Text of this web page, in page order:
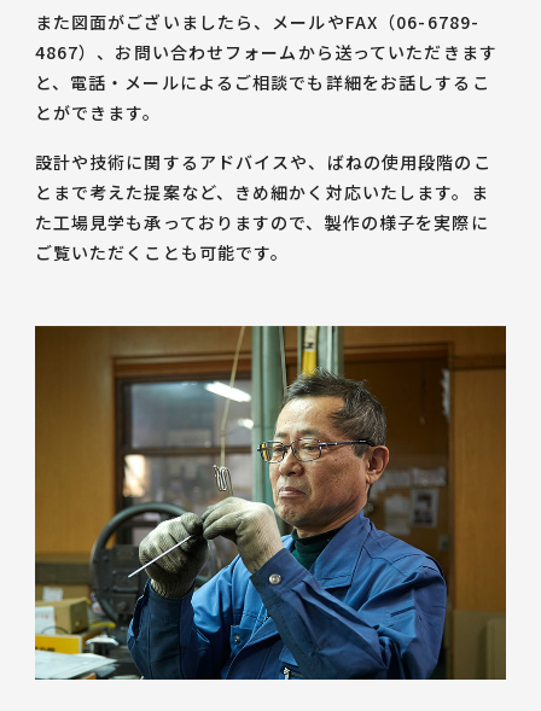
また図面がございましたら、メールやFAX（06-6789-
4867）、お問い合わせフォームから送っていただきます
と、電話・メールによるご相談でも詳細をお話しするこ
とができます。
設計や技術に関するアドバイスや、ばねの使用段階のこ
とまで考えた提案など、きめ細かく対応いたします。ま
た工場見学も承っておりますので、製作の様子を実際に
ご覧いただくことも可能です。